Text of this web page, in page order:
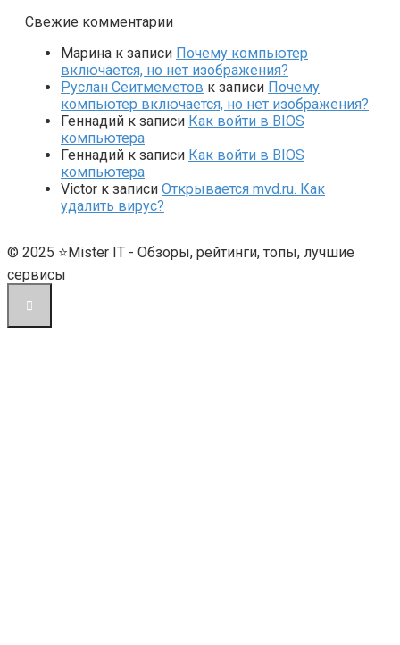
Свежие комментарии
Марина к записи Почему компьютер
включается, но нет изображения?
Руслан Сеитмеметов к записи Почему
компьютер включается, но нет изображения?
Геннадий к записи Как войти в BIOS
компьютера
Геннадий к записи Как войти в BIOS
компьютера
Victor к записи Открывается mvd.ru. Как
удалить вирус?
© 2025 ⭐Mister IT - Обзоры, рейтинги, топы, лучшие
сервисы